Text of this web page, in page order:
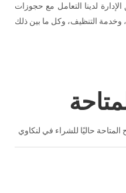
لدينا التعامل مع حجوزات